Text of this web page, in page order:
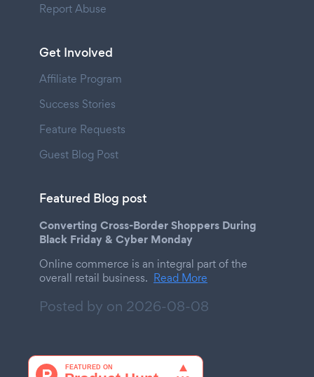
Report Abuse
Get Involved
Affiliate Program
Success Stories
Feature Requests
Guest Blog Post
Featured Blog post
Converting Cross-Border Shoppers During
Black Friday & Cyber Monday
Online commerce is an integral part of the
overall retail business. Read More
Posted by on 2026-08-08